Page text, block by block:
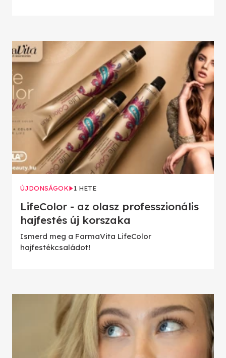
ÚJDONSÁGOK 1 HETE
LifeColor - az olasz professzionális
hajfestés új korszaka
Ismerd meg a FarmaVita LifeColor
hajfestékcsaládot!